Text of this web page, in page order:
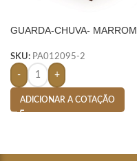
GUARDA-CHUVA- MARROM
SKU: PA012095-2
- +
ADICIONAR A COTAÇÃO